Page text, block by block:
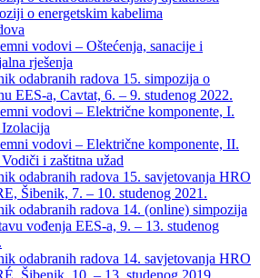
o energetskim kabelima
vodovi – Oštećenja, sanacije i
rješenja
odabranih radova 15. simpozija o
EES-a, Cavtat, 6. – 9. studenog 2022.
vodovi – Električne komponente, I.
vodovi – Električne komponente, II.
i zaštitna užad
odabranih radova 15. savjetovanja HRO
Šibenik, 7. – 10. studenog 2021.
odabranih radova 14. (online) simpozija
vođenja EES-a, 9. – 13. studenog
odabranih radova 14. savjetovanja HRO
Šibenik, 10. – 13. studenog 2019.